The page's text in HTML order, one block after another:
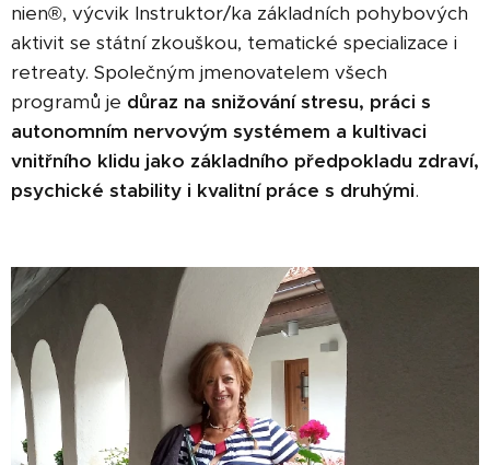
nien®, výcvik Instruktor/ka základních pohybových
aktivit se státní zkouškou, tematické specializace i
retreaty. Společným jmenovatelem všech
programů je důraz na snižování stresu, práci s
autonomním nervovým systémem a kultivaci
vnitřního klidu jako základního předpokladu zdraví,
psychické stability i kvalitní práce s druhými.